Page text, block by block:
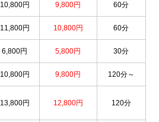
10,800円 9,800円 60分
11,800円 10,800円 60分
6,800円 5,800円 30分
10,800円 9,800円 120分～
13,800円 12,800円 120分